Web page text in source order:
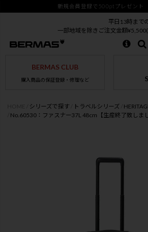
新規会員登録で500ptプレゼント
平日13時まで
一部地域を除きご注文金額
BERMAS CLUB
購入商品の保証登録・修理など
シリーズで探す トラベルシリーズ
No.60530：ファスナー37L 48cm【生産終了致しまし